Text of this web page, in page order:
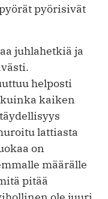
pyörisivät
juhlahetkiä ja
helposti
kaiken
lattiasta
on
määrälle
pitää